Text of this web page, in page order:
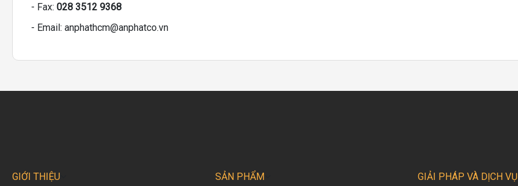
- Fax: 028 3512 9368
- Email: anphathcm@anphatco.vn
GIỚI THIỆU SẢN PHẨM GIẢI PHÁP VÀ DỊCH VỤ